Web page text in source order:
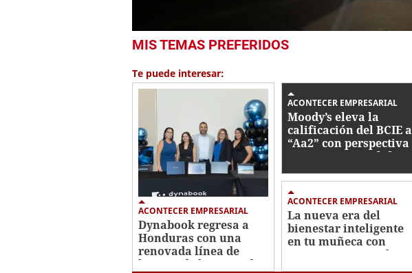
seconds
52
secondsVolume
0%
MIS TEMAS PREFERIDOS
Te puede interesar:
ACONTECER EMPRESARIAL
Dynabook regresa a
Honduras con una
renovada línea de
laptops de la mano de
ACONTECER EMPRESARIAL
Moody’s eleva la
calificación del BCIE a
“Aa2” con perspectiva
positiva y consolida su
global
ACONTECER EMPRESARIAL
La nueva era del
bienestar inteligente
en tu muñeca con
Samsung: conoce los
nuevos modelos